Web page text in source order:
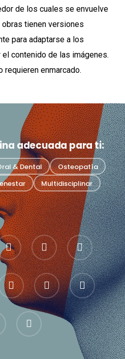
de los cuales se envuelve
tienen versiones
para adaptarse a los
contenido de las imágenes.
requieren enmarcado.
adecuada para ti:
& Dental
Osteopatía
Multidisciplinar
linkedin youtube
whatsapp mensajerotiktok
trustpilot